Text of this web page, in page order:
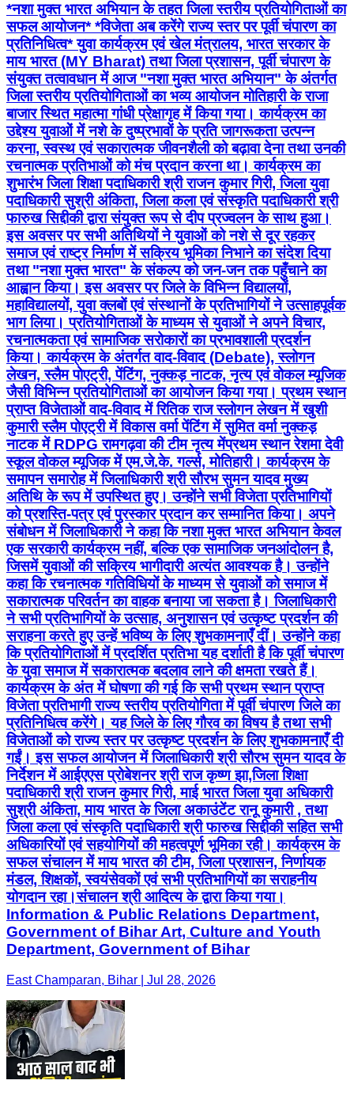
*नशा मुक्त भारत अभियान के तहत जिला स्तरीय प्रतियोगिताओं का
सफल आयोजन* *विजेता अब करेंगे राज्य स्तर पर पूर्वी चंपारण का
प्रतिनिधित्व* युवा कार्यक्रम एवं खेल मंत्रालय, भारत सरकार के
माय भारत (MY Bharat) तथा जिला प्रशासन, पूर्वी चंपारण के
संयुक्त तत्वावधान में आज "नशा मुक्त भारत अभियान" के अंतर्गत
जिला स्तरीय प्रतियोगिताओं का भव्य आयोजन मोतिहारी के राजा
बाजार स्थित महात्मा गांधी प्रेक्षागृह में किया गया। कार्यक्रम का
उद्देश्य युवाओं में नशे के दुष्प्रभावों के प्रति जागरूकता उत्पन्न
करना, स्वस्थ एवं सकारात्मक जीवनशैली को बढ़ावा देना तथा उनकी
रचनात्मक प्रतिभाओं को मंच प्रदान करना था। कार्यक्रम का
शुभारंभ जिला शिक्षा पदाधिकारी श्री राजन कुमार गिरी, जिला युवा
पदाधिकारी सुश्री अंकिता, जिला कला एवं संस्कृति पदाधिकारी श्री
फारुख सिद्दीकी द्वारा संयुक्त रूप से दीप प्रज्वलन के साथ हुआ।
इस अवसर पर सभी अतिथियों ने युवाओं को नशे से दूर रहकर
समाज एवं राष्ट्र निर्माण में सक्रिय भूमिका निभाने का संदेश दिया
तथा "नशा मुक्त भारत" के संकल्प को जन-जन तक पहुँचाने का
आह्वान किया। इस अवसर पर जिले के विभिन्न विद्यालयों,
महाविद्यालयों, युवा क्लबों एवं संस्थानों के प्रतिभागियों ने उत्साहपूर्वक
भाग लिया। प्रतियोगिताओं के माध्यम से युवाओं ने अपने विचार,
रचनात्मकता एवं सामाजिक सरोकारों का प्रभावशाली प्रदर्शन
किया। कार्यक्रम के अंतर्गत वाद-विवाद (Debate), स्लोगन
लेखन, स्लैम पोएट्री, पेंटिंग, नुक्कड़ नाटक, नृत्य एवं वोकल म्यूजिक
जैसी विभिन्न प्रतियोगिताओं का आयोजन किया गया। प्रथम स्थान
प्राप्त विजेताओं वाद-विवाद में रितिक राज स्लोगन लेखन में खुशी
कुमारी स्लैम पोएट्री में विकास वर्मा पेंटिंग में सुमित वर्मा नुक्कड़
नाटक में RDPG रामगढ़वा की टीम नृत्य मेंप्रथम स्थान रेशमा देवी
स्कूल वोकल म्यूजिक में एम.जे.के. गर्ल्स, मोतिहारी। कार्यक्रम के
समापन समारोह में जिलाधिकारी श्री सौरभ सुमन यादव मुख्य
अतिथि के रूप में उपस्थित हुए। उन्होंने सभी विजेता प्रतिभागियों
को प्रशस्ति-पत्र एवं पुरस्कार प्रदान कर सम्मानित किया। अपने
संबोधन में जिलाधिकारी ने कहा कि नशा मुक्त भारत अभियान केवल
एक सरकारी कार्यक्रम नहीं, बल्कि एक सामाजिक जनआंदोलन है,
जिसमें युवाओं की सक्रिय भागीदारी अत्यंत आवश्यक है। उन्होंने
कहा कि रचनात्मक गतिविधियों के माध्यम से युवाओं को समाज में
सकारात्मक परिवर्तन का वाहक बनाया जा सकता है। जिलाधिकारी
ने सभी प्रतिभागियों के उत्साह, अनुशासन एवं उत्कृष्ट प्रदर्शन की
सराहना करते हुए उन्हें भविष्य के लिए शुभकामनाएँ दीं। उन्होंने कहा
कि प्रतियोगिताओं में प्रदर्शित प्रतिभा यह दर्शाती है कि पूर्वी चंपारण
के युवा समाज में सकारात्मक बदलाव लाने की क्षमता रखते हैं।
कार्यक्रम के अंत में घोषणा की गई कि सभी प्रथम स्थान प्राप्त
विजेता प्रतिभागी राज्य स्तरीय प्रतियोगिता में पूर्वी चंपारण जिले का
प्रतिनिधित्व करेंगे। यह जिले के लिए गौरव का विषय है तथा सभी
विजेताओं को राज्य स्तर पर उत्कृष्ट प्रदर्शन के लिए शुभकामनाएँ दी
गईं। इस सफल आयोजन में जिलाधिकारी श्री सौरभ सुमन यादव के
निर्देशन में आईएएस प्रोबेशनर श्री राज कृष्ण झा,जिला शिक्षा
पदाधिकारी श्री राजन कुमार गिरी, माई भारत जिला युवा अधिकारी
सुश्री अंकिता, माय भारत के जिला अकाउंटेंट रानू कुमारी , तथा
जिला कला एवं संस्कृति पदाधिकारी श्री फारुख सिद्दीकी सहित सभी
अधिकारियों एवं सहयोगियों की महत्वपूर्ण भूमिका रही। कार्यक्रम के
सफल संचालन में माय भारत की टीम, जिला प्रशासन, निर्णायक
मंडल, शिक्षकों, स्वयंसेवकों एवं सभी प्रतिभागियों का सराहनीय
योगदान रहा।संचालन श्री आदित्य के द्वारा किया गया।
Information & Public Relations Department,
Government of Bihar Art, Culture and Youth
Department, Government of Bihar
East Champaran, Bihar | Jul 28, 2026